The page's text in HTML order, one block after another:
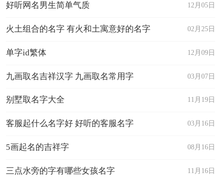
12月05日
好听网名男生简单气质
02月25日
火土组合的名字 有火和土寓意好的名字
12月09日
单字id繁体
03月07日
九画取名吉祥汉字 九画取名常用字
11月19日
别墅取名字大全
03月16日
客服起什么名字好 好听的客服名字
08月16日
5画起名的吉祥字
11月16日
三点水旁的字有哪些女孩名字